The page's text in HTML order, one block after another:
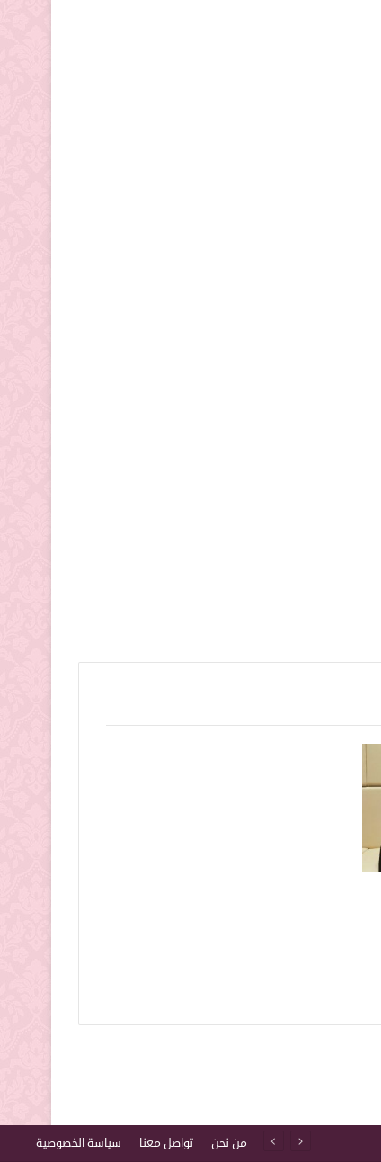
من نحن تواصل معنا سياسة الخصوصية